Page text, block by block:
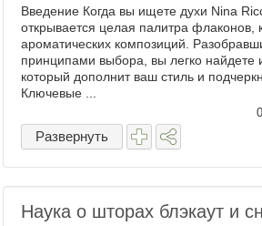
Введение Когда вы ищете духи Nina
открывается целая палитра флаконов,
ароматических композиций.
принципами выбора, вы легко найдете
который дополнит ваш стиль и
Ключевые ...
Развернуть
Наука о шторах блэкаут и